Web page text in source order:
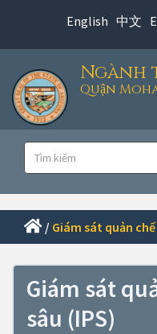
nội
dung
chính
English 中文
Ngành
Quận
Tìm
kiếm
Điều
hướng
chính
/ Giám sát quản
Giám sát
sâu (IPS)